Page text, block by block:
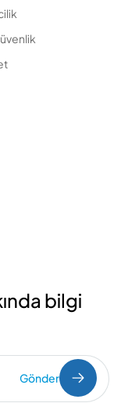
bilgi
Gönder